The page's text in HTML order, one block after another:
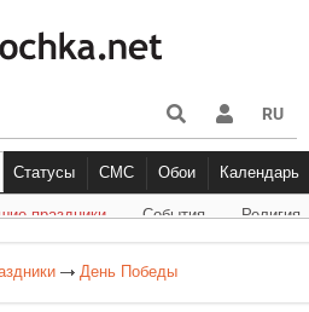
RU
праздники События
Статусы
Другое Прикольные Грустные
СМС
С Днём Рождения
Обои
Музыка
Календарь
праздники Cобытия Религия
День Победы